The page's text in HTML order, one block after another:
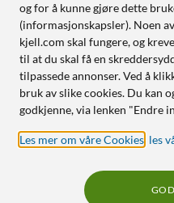
Handle fra:
Sverige
Norge
og for å kunne gjøre dette
(informasjonskapsler). Noen
kjell.com skal fungere, og
til at du skal få en
tilpassede annonser. Ved å
bruk av slike cookies. Du kan
godkjenne, via lenken "Endre
Les mer om våre Cookies les